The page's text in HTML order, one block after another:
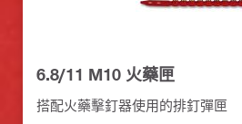
6.8/11 M10 火藥匣
搭配火藥擊釘器使用的排釘彈匣